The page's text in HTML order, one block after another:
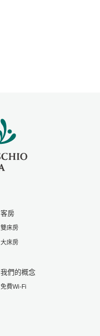
客房
雙床房
大床房
我們的概念
免費Wi-Fi